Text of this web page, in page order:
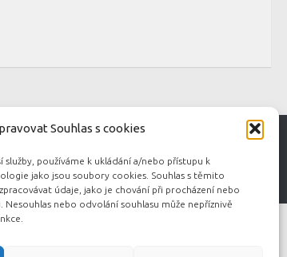
Souhlas s cookies
používáme k ukládání a/nebo přístupu k
jako jsou soubory cookies. Souhlas s těmito
údaje, jako je chování při procházení nebo
nebo odvolání souhlasu může nepříznivě